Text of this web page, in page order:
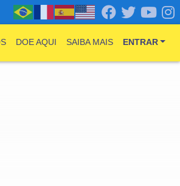
DOE AQUI SAIBA MAIS ENTRAR